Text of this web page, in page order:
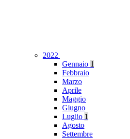
2022
Gennaio 1
Febbraio
Marzo
Aprile
Maggio
Giugno
Luglio 1
Agosto
Settembre